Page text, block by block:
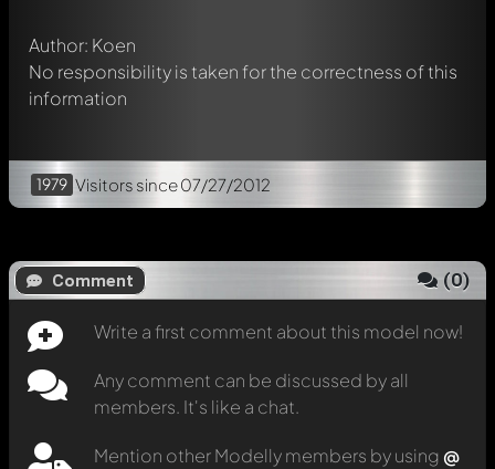
Author: Koen
No responsibility is taken for the correctness of this
information
1979 Visitors since 07/27/2012
Comment (0)
Write a first comment about this model now!
Any comment can be discussed by all
members. It's like a chat.
Mention other Modelly members by using @